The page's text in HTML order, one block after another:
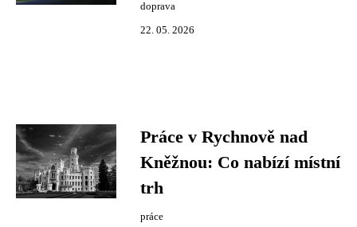
doprava
22. 05. 2026
Práce v Rychnově nad
Kněžnou: Co nabízí místní
trh
práce